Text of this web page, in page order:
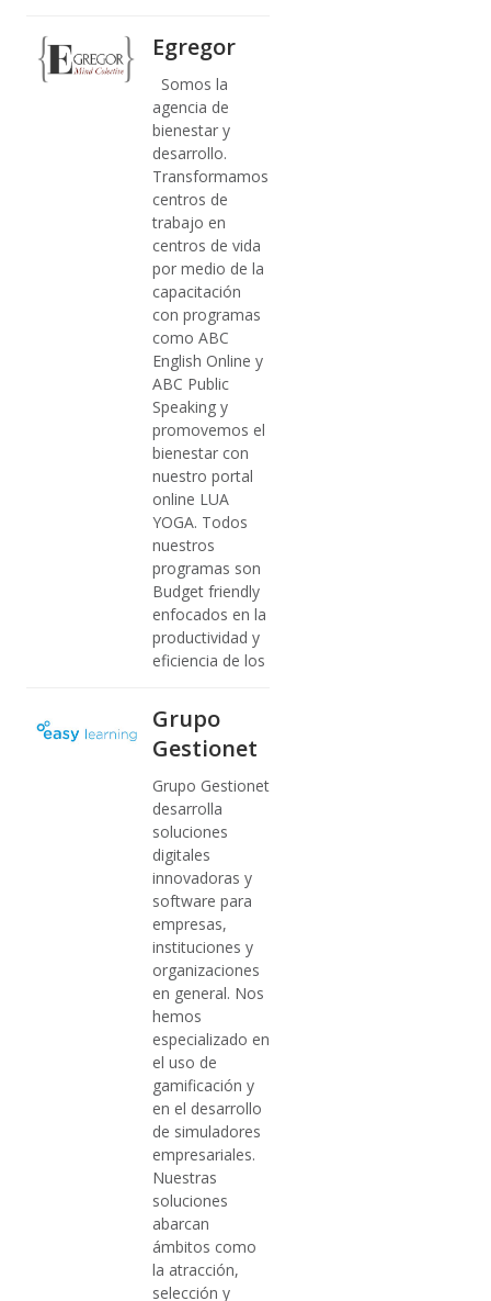
Egregor
Somos la
agencia de
bienestar y
desarrollo.
Transformamos
centros de
trabajo en
centros de vida
por medio de la
capacitación
con programas
como ABC
English Online y
ABC Public
Speaking y
promovemos el
bienestar con
nuestro portal
online LUA
YOGA. Todos
nuestros
programas son
Budget friendly
enfocados en la
productividad y
eficiencia de los
Grupo
Gestionet
Grupo Gestionet
desarrolla
soluciones
digitales
innovadoras y
software para
empresas,
instituciones y
organizaciones
en general. Nos
hemos
especializado en
el uso de
gamificación y
en el desarrollo
de simuladores
empresariales.
Nuestras
soluciones
abarcan
ámbitos como
la atracción,
selección y